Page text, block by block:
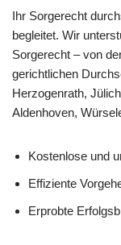
Ihr Sorgerecht
begleitet. Wir
Sorgerecht – von
gerichtlichen
Herzogenrath,
Aldenhoven,
Kostenlose und
Effiziente
Erprobte